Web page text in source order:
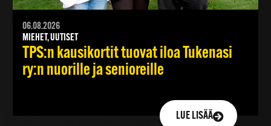
06.08.2026
MIEHET, UUTISET
TPS:n kausikortit tuovat iloa Tukenasi
ry:n nuorille ja senioreille
LUE LISÄÄ